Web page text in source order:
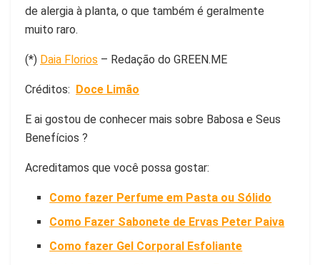
de alergia à planta, o que também é geralmente
muito raro.
(*) Daia Florios – Redação do GREEN.ME
Créditos: Doce Limão
E ai gostou de conhecer mais sobre Babosa e Seus
Benefícios ?
Acreditamos que você possa gostar:
Como fazer Perfume em Pasta ou Sólido
Como Fazer Sabonete de Ervas Peter Paiva
Como fazer Gel Corporal Esfoliante